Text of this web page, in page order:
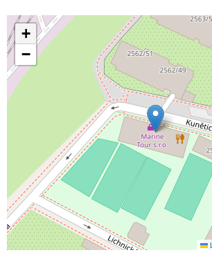
+
−